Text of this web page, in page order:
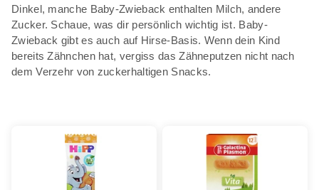
Dinkel, manche Baby-Zwieback enthalten Milch, andere
Zucker. Schaue, was dir persönlich wichtig ist. Baby-
Zwieback gibt es auch auf Hirse-Basis. Wenn dein Kind
bereits Zähnchen hat, vergiss das Zähneputzen nicht nach
dem Verzehr von zuckerhaltigen Snacks.